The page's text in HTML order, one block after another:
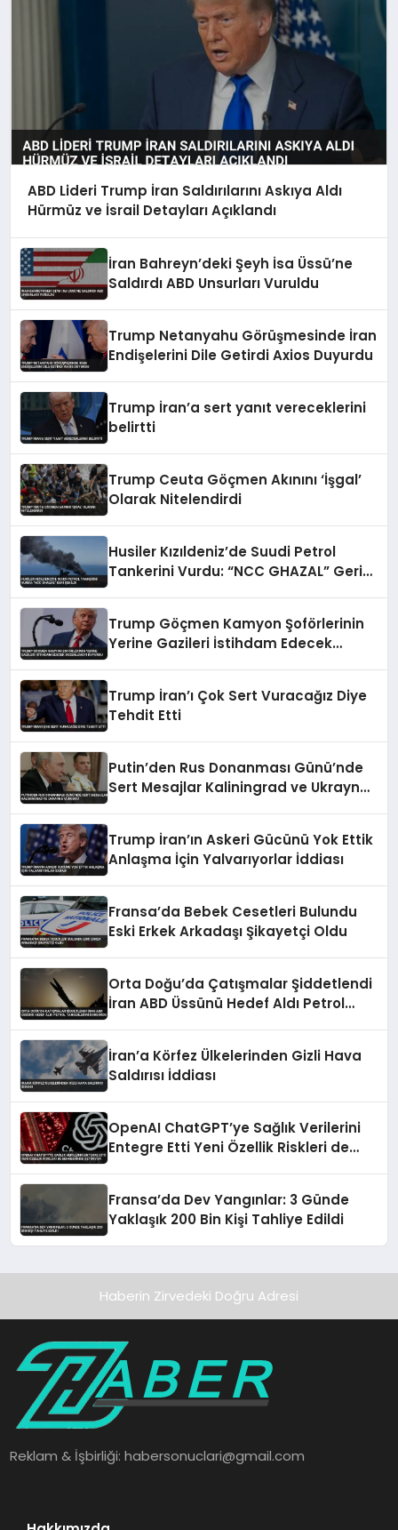
ABD Lideri Trump İran Saldırılarını Askıya Aldı
Hürmüz ve İsrail Detayları Açıklandı
İran Bahreyn’deki Şeyh İsa Üssü’ne
Saldırdı ABD Unsurları Vuruldu
Trump Netanyahu Görüşmesinde İran
Endişelerini Dile Getirdi Axios Duyurdu
Trump İran’a sert yanıt vereceklerini
belirtti
Trump Ceuta Göçmen Akınını ‘İşgal’
Olarak Nitelendirdi
Husiler Kızıldeniz’de Suudi Petrol
Tankerini Vurdu: “NCC GHAZAL” Geri
Trump Göçmen Kamyon Şoförlerinin
Yerine Gazileri İstihdam Edecek
Trump İran’ı Çok Sert Vuracağız Diye
Tehdit Etti
Putin’den Rus Donanması Günü’nde
Sert Mesajlar Kaliningrad ve Ukrayna
Trump İran’ın Askeri Gücünü Yok Ettik
Anlaşma İçin Yalvarıyorlar İddiası
Fransa’da Bebek Cesetleri Bulundu
Eski Erkek Arkadaşı Şikayetçi Oldu
Orta Doğu’da Çatışmalar Şiddetlendi
İran ABD Üssünü Hedef Aldı Petrol
İran’a Körfez Ülkelerinden Gizli Hava
Saldırısı İddiası
OpenAI ChatGPT’ye Sağlık Verilerini
Entegre Etti Yeni Özellik Riskleri de
Fransa’da Dev Yangınlar: 3 Günde
Yaklaşık 200 Bin Kişi Tahliye Edildi
Haberin Zirvedeki Doğru Adresi
Reklam & İşbirliği:habersonuclari@gmail.com